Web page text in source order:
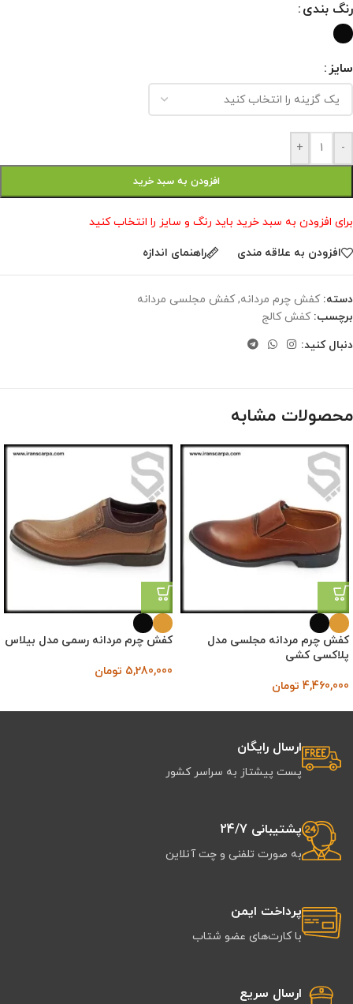
رنگ بندی
سایز
-
+
افزودن به سبد خرید
برای افزودن به سبد خرید باید رنگ و سایز را انتخاب کنید
افزودن به علاقه مندی راهنمای اندازه
دسته: کفش چرم مردانه, کفش مجلسی مردانه
برچسب: کفش کالج
دنبال کنید:
محصولات مشابه
کفش چرم مردانه مجلسی مدل
پلاکسی کشی
4,460,000 تومان
کفش چرم مردانه رسمی مدل بیلاس
5,280,000 تومان
ارسال رایگان
پست پیشتاز به سراسر کشور
پشتیبانی 24/7
به صورت تلفنی و چت آنلاین
پرداخت ایمن
با کارت‌های عضو شتاب
ارسال سریع